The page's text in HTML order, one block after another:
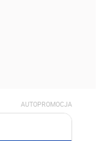
AUTOPROMOCJA